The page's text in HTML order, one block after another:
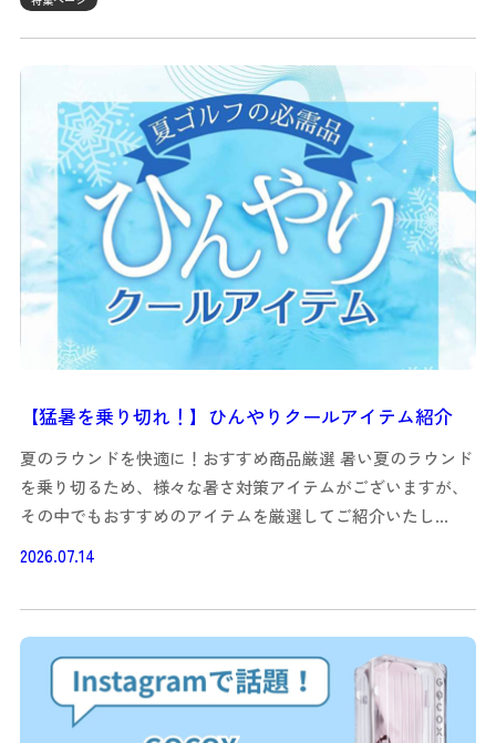
【猛暑を乗り切れ！】ひんやりクールアイテム紹介
夏のラウンドを快適に！おすすめ商品厳選 暑い夏のラウンド
を乗り切るため、様々な暑さ対策アイテムがございますが、
その中でもおすすめのアイテムを厳選してご紹介いたし…
2026.07.14